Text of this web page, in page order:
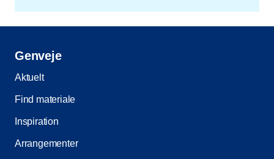
Genveje
Aktuelt
Find materiale
Inspiration
Arrangementer